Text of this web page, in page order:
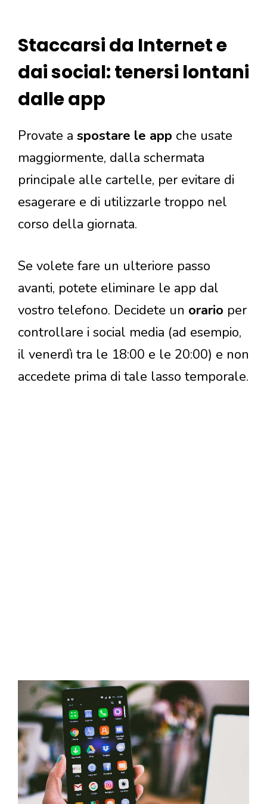
Staccarsi da Internet e
dai social: tenersi lontani
dalle app
Provate a spostare le app che usate
maggiormente, dalla schermata
principale alle cartelle, per evitare di
esagerare e di utilizzarle troppo nel
corso della giornata.
Se volete fare un ulteriore passo
avanti, potete eliminare le app dal
vostro telefono. Decidete un orario per
controllare i social media (ad esempio,
il venerdì tra le 18:00 e le 20:00) e non
accedete prima di tale lasso temporale.